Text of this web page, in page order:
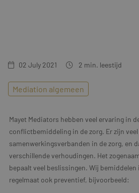
Documenten
Gratis folder
02 July 2021 2 min. leestijd
Mediation algemeen
Mayet Mediators hebben veel ervaring in
conflictbemiddeling in de zorg. Er zijn veel
samenwerkingsverbanden in de zorg, en
verschillende verhoudingen. Het
bepaalt veel beslissingen. Wij
regelmaat ook preventief, bijvoorbeeld: